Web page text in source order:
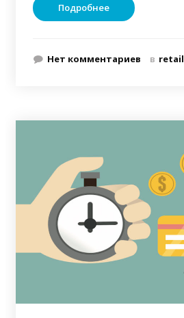
Подробнее
Нет комментариев в retail